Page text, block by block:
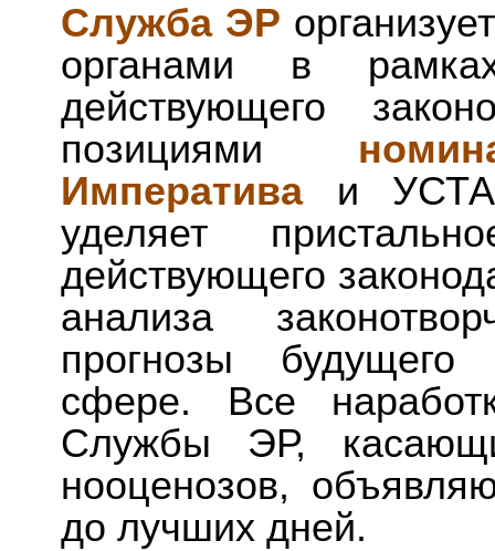
Служба ЭР
органами в
действующего
позициями
Императиваи
уделяет
действующего
анализа
прогнозы будущего
сфере. Все
Службы ЭР,
нооценозов,
до лучших дней.